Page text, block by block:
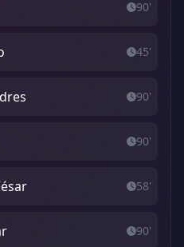
90'
45'
90'
90'
58'
90'